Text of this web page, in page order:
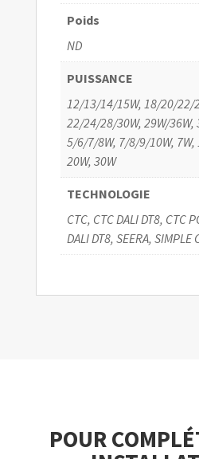
Poids
ND
PUISSANCE
12/13/14/15W, 18/20/22/
22/24/28/30W, 29W/
5/6/7/8W, 7/8/9/10W, 7W,
20W, 30W
TECHNOLOGIE
CTC, CTC DALI DT8, CTC
DALI DT8, SEERA, SIMPLE
POUR